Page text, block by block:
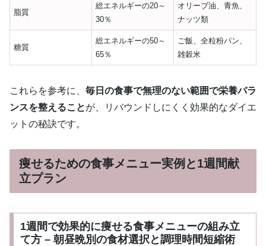
脂質
総エネルギーの20～
30％
オリーブ油、青魚、
ナッツ類
糖質
総エネルギーの50～
65％
ご飯、全粒粉パン、
雑穀米
これらを参考に、 毎日の食事で無理のない範囲で栄養バラ
ンスを整えることが、リバウンドしにくく効果的なダイエ
ットの秘訣です。
痩せるための食事メニュー実例と1週間献
立プラン
1週間で効果的に痩せる食事メニューの組み立
て方 – 朝昼晩別の食材選択と調理時間短縮術